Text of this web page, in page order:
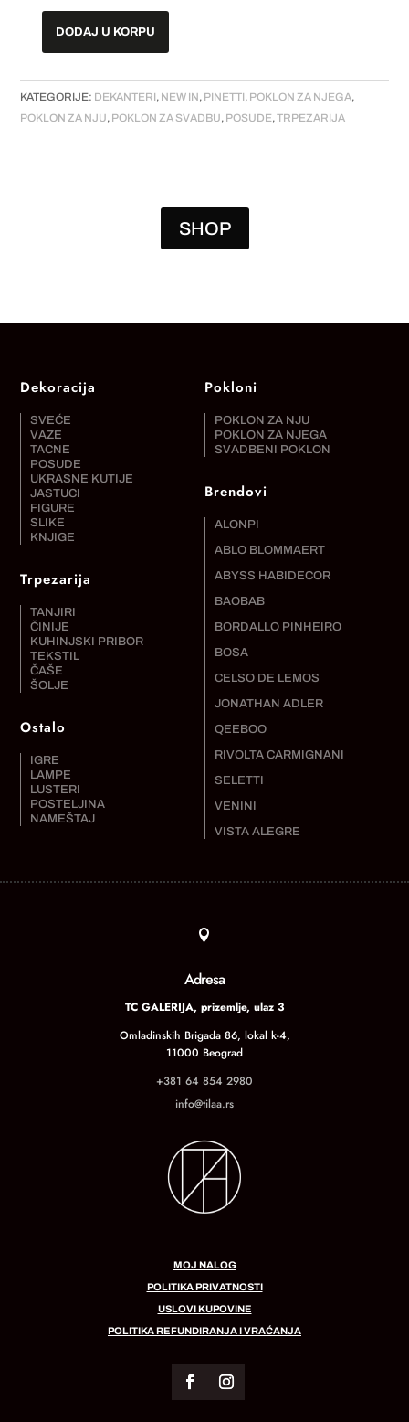
Dekanter
koža
količina
DODAJ U KORPU
KATEGORIJE: DEKANTERI, NEW IN, PINETTI, POKLON ZA NJEGA,
POKLON ZA NJU, POKLON ZA SVADBU, POSUDE,TRPEZARIJA
SHOP
Dekoracija
SVEĆE
VAZE
TACNE
POSUDE
UKRASNE KUTIJE
JASTUCI
FIGURE
SLIKE
KNJIGE
Trpezarija
TANJIRI
ČINIJE
KUHINJSKI PRIBOR
TEKSTIL
ČAŠE
ŠOLJE
Ostalo
IGRE
LAMPE
LUSTERI
POSTELJINA
NAMEŠTAJ
Pokloni
POKLON ZA NJU
POKLON ZA NJEGA
SVADBENI POKLON
Brendovi
ALONPI
ABLO BLOMMAERT
ABYSS HABIDECOR
BAOBAB
BORDALLO PINHEIRO
BOSA
CELSO DE LEMOS
JONATHAN ADLER
QEEBOO
RIVOLTA CARMIGNANI
SELETTI
VENINI
VISTA ALEGRE

Adresa
TC GALERIJA, prizemlje, ulaz 3
Omladinskih Brigada 86, lokal k-4,
11000 Beograd
+381 64 854 2980
info@tilaa.rs
MOJ NALOG
POLITIKA PRIVATNOSTI
USLOVI KUPOVINE
POLITIKA REFUNDIRANJA I VRAĆANJA